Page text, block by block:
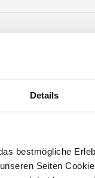
Details
bestmögliche
Seiten